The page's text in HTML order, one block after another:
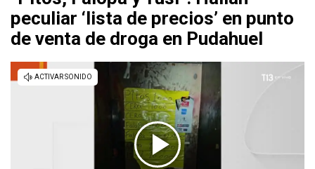
peculiar ‘lista de precios’ en punto
de venta de droga en Pudahuel